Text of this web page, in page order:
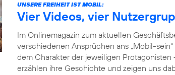
UNSERE FREIHEIT IST MOBIL:
Vier Videos, vier
Im Onlinemagazin zum aktuellen
verschiedenen Ansprüchen ans „Mobil-
dem Charakter der jeweiligen
erzählen ihre Geschichte und zeigen uns